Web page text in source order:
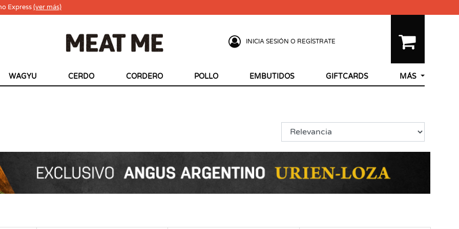
Express(ver más)
INICIA SESIÓN O REGÍSTRATE
WAGYU CERDO CORDERO POLLO EMBUTIDOS GIFTCARDS MÁS